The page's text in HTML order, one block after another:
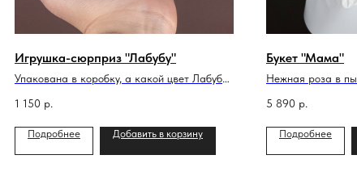
Игрушка-сюрприз "Лабубу"
Упакована в коробку, а какой цвет Лабубу
1 150 р.
Подробнее Добавить в корзину
Букет "Мама"
Нежная роза в
5 890 р.
Подробнее